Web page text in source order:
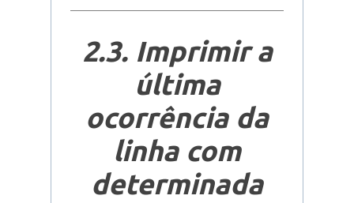
2.3. Imprimir a
última
ocorrência da
linha com
determinada